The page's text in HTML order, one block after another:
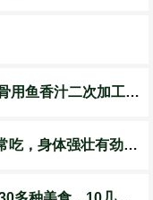
90后厨师怎么做排骨？先熬骨汤，排骨用鱼香汁二次加工，真有创意
男人若不想老得快，建议三种食物要常吃，身体强壮有劲精气旺盛